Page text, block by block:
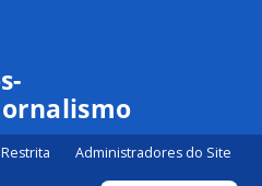
Administradores do Site